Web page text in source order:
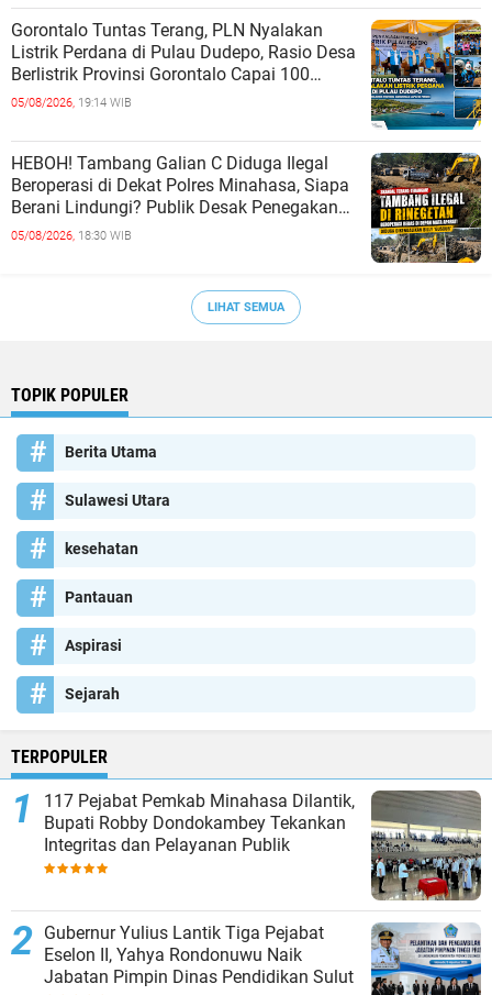
Gorontalo Tuntas Terang, PLN Nyalakan
Listrik Perdana di Pulau Dudepo, Rasio Desa
Berlistrik Provinsi Gorontalo Capai 100
Persen
05/08/2026, 19:14 WIB
HEBOH! Tambang Galian C Diduga Ilegal
Beroperasi di Dekat Polres Minahasa, Siapa
Berani Lindungi? Publik Desak Penegakan
Hukum Tanpa Tebang Pilih
05/08/2026, 18:30 WIB
LIHAT SEMUA
TOPIK POPULER
Berita Utama
Sulawesi Utara
kesehatan
Pantauan
Aspirasi
Sejarah
TERPOPULER
117 Pejabat Pemkab Minahasa Dilantik,
Bupati Robby Dondokambey Tekankan
Integritas dan Pelayanan Publik
Gubernur Yulius Lantik Tiga Pejabat
Eselon II, Yahya Rondonuwu Naik
Jabatan Pimpin Dinas Pendidikan Sulut